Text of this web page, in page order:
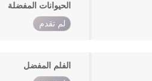
الحيوانات المفضلة
لم تقدم
الفلم المفضل